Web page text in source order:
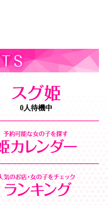
0人待機中